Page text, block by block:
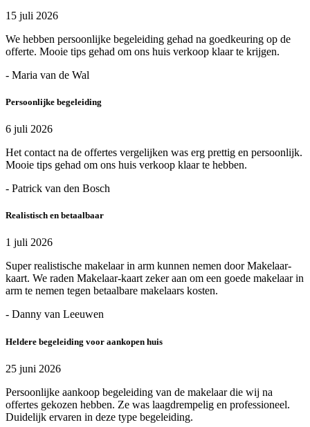
15 juli 2026
We hebben persoonlijke begeleiding gehad na goedkeuring op de
offerte. Mooie tips gehad om ons huis verkoop klaar te krijgen.
- Maria van de Wal
Persoonlijke begeleiding
6 juli 2026
Het contact na de offertes vergelijken was erg prettig en persoonlijk.
Mooie tips gehad om ons huis verkoop klaar te hebben.
- Patrick van den Bosch
Realistisch en betaalbaar
1 juli 2026
Super realistische makelaar in arm kunnen nemen door Makelaar-
kaart. We raden Makelaar-kaart zeker aan om een goede makelaar in
arm te nemen tegen betaalbare makelaars kosten.
- Danny van Leeuwen
Heldere begeleiding voor aankopen huis
25 juni 2026
Persoonlijke aankoop begeleiding van de makelaar die wij na
offertes gekozen hebben. Ze was laagdrempelig en professioneel.
Duidelijk ervaren in deze type begeleiding.